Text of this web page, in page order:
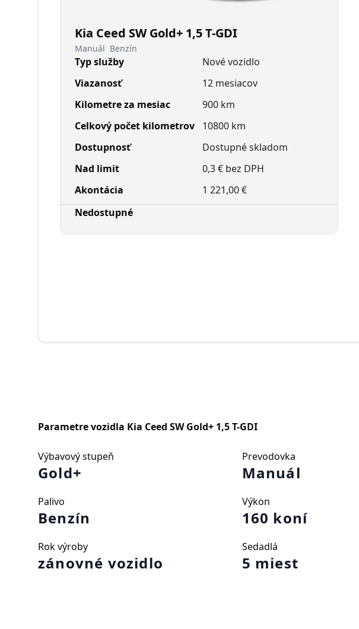
Kia Ceed SW Gold+ 1,5 T-GDI
Manuál Benzín
Typ služby
Nové vozidlo
Viazanosť
12 mesiacov
Kilometre za mesiac
900 km
Celkový počet kilometrov
10800 km
Dostupnosť
Dostupné skladom
Nad limit
0,3 € bez DPH
Akontácia
1 221,00 €
Nedostupné
Parametre vozidla Kia Ceed SW Gold+ 1,5 T-GDI
Výbavový stupeň
Gold+
Prevodovka
Manuál
Palivo
Benzín
Výkon
160 koní
Rok výroby
zánovné vozidlo
Sedadlá
5 miest